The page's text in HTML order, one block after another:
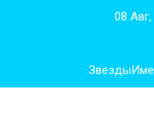
08
Звезды